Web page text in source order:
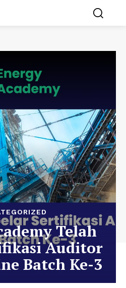
Telah
Auditor
Batch Ke-3